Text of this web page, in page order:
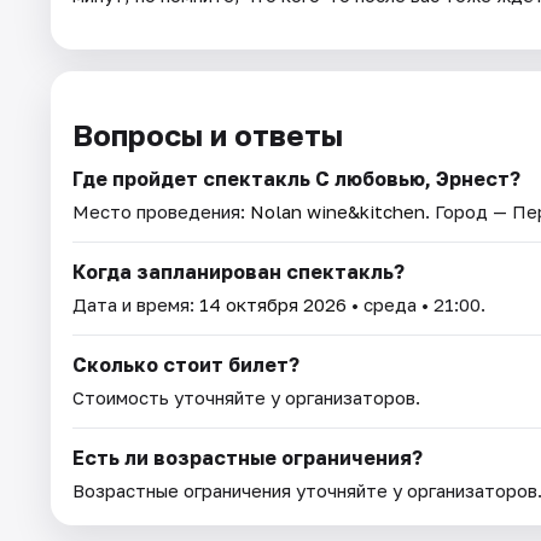
Вопросы и ответы
Где пройдет спектакль С любовью, Эрнест?
Место проведения: Nolan wine&kitchen. Город —
Когда запланирован спектакль?
Дата и время: 14 октября 2026 • среда • 21:00.
Сколько стоит билет?
Стоимость уточняйте у организаторов.
Есть ли возрастные ограничения?
Возрастные ограничения уточняйте у организаторов.